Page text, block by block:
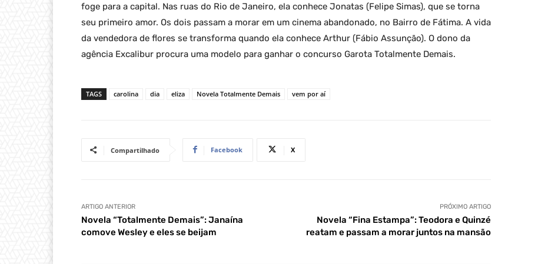
foge para a capital. Nas ruas do Rio de Janeiro, ela conhece Jonatas (Felipe Simas), que se torna
seu primeiro amor. Os dois passam a morar em um cinema abandonado, no Bairro de Fátima. A vida
da vendedora de flores se transforma quando ela conhece Arthur (Fábio Assunção). O dono da
agência Excalibur procura uma modelo para ganhar o concurso Garota Totalmente Demais.
TAGS carolina dia eliza Novela Totalmente Demais vem por aí
Compartilhado Facebook X
ARTIGO ANTERIOR
Novela “Totalmente Demais”: Janaína
comove Wesley e eles se beijam
PRÓXIMO ARTIGO
Novela “Fina Estampa”: Teodora e Quinzé
reatam e passam a morar juntos na mansão